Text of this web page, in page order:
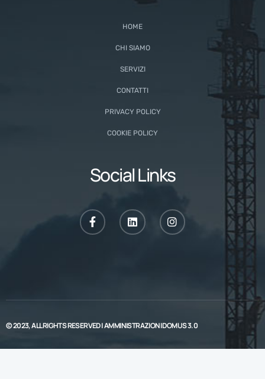
HOME
CHI SIAMO
SERVIZI
CONTATTI
PRIVACY POLICY
COOKIE POLICY
Social Links
© 2023, ALL RIGHTS RESERVED |AMMINISTRAZIONI DOMUS 3.0